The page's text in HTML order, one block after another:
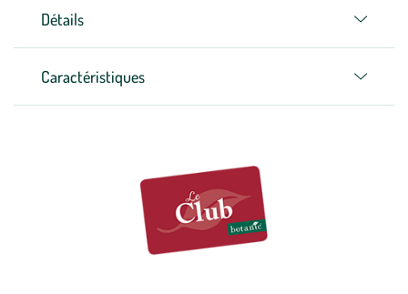
Détails
Caractéristiques